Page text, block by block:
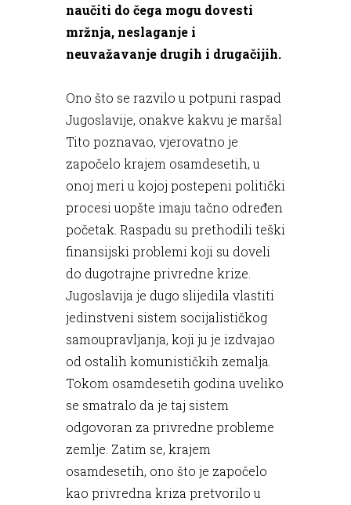
naučiti do čega mogu dovesti
mržnja, neslaganje i
neuvažavanje drugih i drugačijih.
Ono što se razvilo u potpuni raspad
Jugoslavije, onakve kakvu je maršal
Tito poznavao, vjerovatno je
započelo krajem osamdesetih, u
onoj meri u kojoj postepeni politički
procesi uopšte imaju tačno određen
početak. Raspadu su prethodili teški
finansijski problemi koji su doveli
do dugotrajne privredne krize.
Jugoslavija je dugo slijedila vlastiti
jedinstveni sistem socijalističkog
samoupravljanja, koji ju je izdvajao
od ostalih komunističkih zemalja.
Tokom osamdesetih godina uveliko
se smatralo da je taj sistem
odgovoran za privredne probleme
zemlje. Zatim se, krajem
osamdesetih, ono što je započelo
kao privredna kriza pretvorilo u